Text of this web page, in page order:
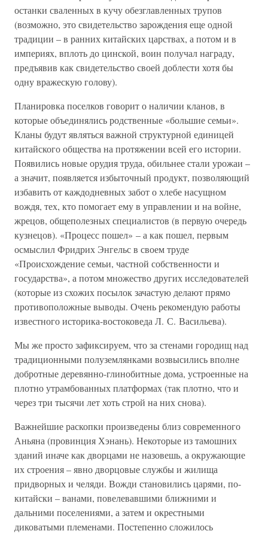
останки сваленных в кучу обезглавленных трупов
(возможно, это свидетельство зарождения еще одной
традиции – в ранних китайских царствах, а потом и в
империях, вплоть до цинской, воин получал награду,
предъявив как свидетельство своей доблести хотя бы
одну вражескую голову).
Планировка поселков говорит о наличии кланов, в
которые объединялись родственные «большие семьи».
Кланы будут являться важной структурной единицей
китайского общества на протяжении всей его истории.
Появились новые орудия труда, обильнее стали урожаи –
а значит, появляется избыточный продукт, позволяющий
избавить от каждодневных забот о хлебе насущном
вождя, тех, кто помогает ему в управлении и на войне,
жрецов, общеполезных специалистов (в первую очередь
кузнецов). «Процесс пошел» – а как пошел, первым
осмыслил Фридрих Энгельс в своем труде
«Происхождение семьи, частной собственности и
государства», а потом множество других исследователей
(которые из схожих посылок зачастую делают прямо
противоположные выводы. Очень рекомендую работы
известного историка-востоковеда Л. С. Васильева).
Мы же просто зафиксируем, что за стенами городищ над
традиционными полуземлянками возвысились вполне
добротные деревянно-глинобитные дома, устроенные на
плотно утрамбованных платформах (так плотно, что и
через три тысячи лет хоть строй на них снова).
Важнейшие раскопки произведены близ современного
Аньяна (провинция Хэнань). Некоторые из тамошних
зданий иначе как дворцами не назовешь, а окружающие
их строения – явно дворцовые службы и жилища
придворных и челяди. Вожди становились царями, по-
китайски – ванами, повелевавшими ближними и
дальними поселениями, а затем и окрестными
диковатыми племенами. Постепенно сложилось